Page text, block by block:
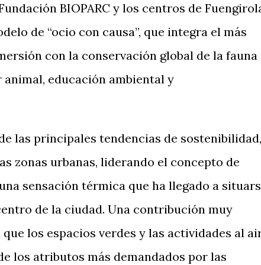
BIOPARC y los centros de
de “ocio con causa”, que integra el más
con la conservación global de la fauna
animal, educación ambiental y
las principales tendencias de sostenibilidad,
zonas urbanas, liderando el concepto de
sensación térmica que ha llegado a
de la ciudad. Una contribución muy
los espacios verdes y las actividades al
los atributos más demandados por las